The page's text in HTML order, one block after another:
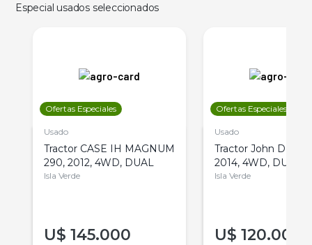
Especial usados seleccionados
Ofertas Especiales
Usado
Tractor CASE IH MAGNUM
290, 2012, 4WD, DUAL
Isla Verde
U$ 145.000
Ofertas Especiales
Usado
Tractor John Deere
2014, 4WD, DUAL
Isla Verde
U$ 120.000